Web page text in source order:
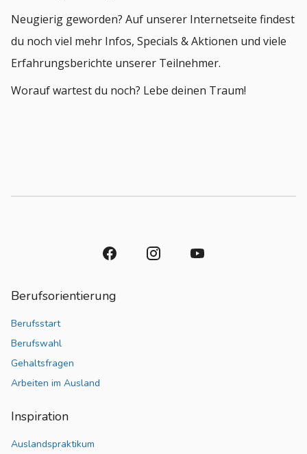
Neugierig geworden? Auf unserer Internetseite findest
du noch viel mehr Infos, Specials & Aktionen und viele
Erfahrungsberichte unserer Teilnehmer.
Worauf wartest du noch? Lebe deinen Traum!
Berufsorientierung
Berufsstart
Berufswahl
Gehaltsfragen
Arbeiten im Ausland
Inspiration
Auslandspraktikum